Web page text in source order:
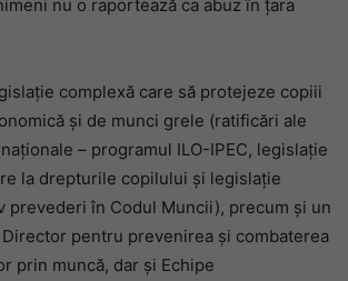
nu o raportează ca abuz în țara
complexă care să protejeze copiii
şi de munci grele (ratificări ale
– programul ILO-IPEC, legislaţie
la drepturile copilului şi legislaţie
prevederi în Codul Muncii), precum şi un
pentru prevenirea şi combaterea
prin muncă, dar şi Echipe